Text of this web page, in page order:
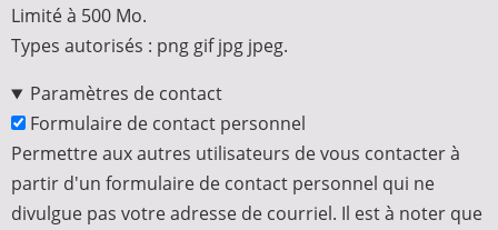
Limité à 500 Mo.
Types autorisés : png gif jpg jpeg.
Paramètres de contact
Formulaire de contact personnel
Permettre aux autres utilisateurs de vous contacter à
partir d'un formulaire de contact personnel qui ne
divulgue pas votre adresse de courriel. Il est à noter que